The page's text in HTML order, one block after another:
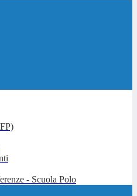
- Scuola Polo